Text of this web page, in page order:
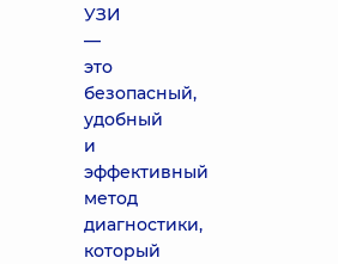
УЗИ
—
это
безопасный,
удобный
и
эффективный
метод
диагностики,
который